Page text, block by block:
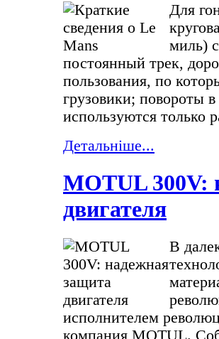
Для
миль)
постоянный трек,
пользования, по
грузовики; повороты
используются только
Детальнiше...
MOTUL 300V:
двигателя
В
исполнителем
компания MOTUL.